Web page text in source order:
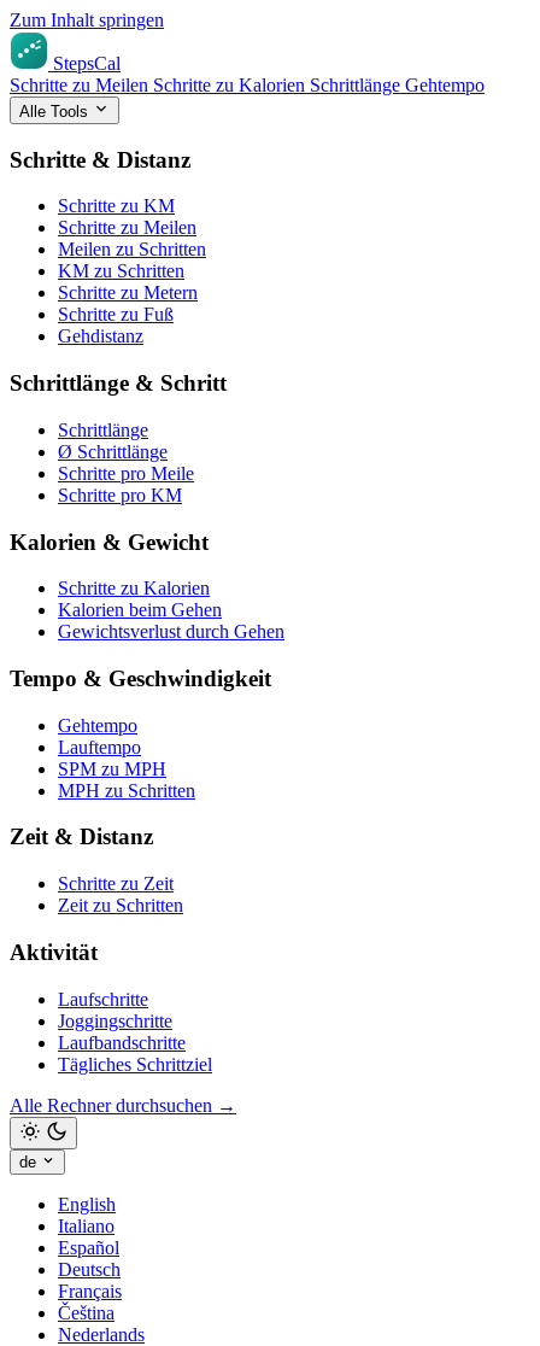
Zum Inhalt springen
StepsCal
Schritte zu Meilen Schritte zu Kalorien Schrittlänge Gehtempo
Alle Tools
Schritte & Distanz
Schritte zu KM
Schritte zu Meilen
Meilen zu Schritten
KM zu Schritten
Schritte zu Metern
Schritte zu Fuß
Gehdistanz
Schrittlänge & Schritt
Schrittlänge
Ø Schrittlänge
Schritte pro Meile
Schritte pro KM
Kalorien & Gewicht
Schritte zu Kalorien
Kalorien beim Gehen
Gewichtsverlust durch Gehen
Tempo & Geschwindigkeit
Gehtempo
Lauftempo
SPM zu MPH
MPH zu Schritten
Zeit & Distanz
Schritte zu Zeit
Zeit zu Schritten
Aktivität
Laufschritte
Joggingschritte
Laufbandschritte
Tägliches Schrittziel
Alle Rechner durchsuchen →
de
English
Italiano
Español
Deutsch
Français
Čeština
Nederlands